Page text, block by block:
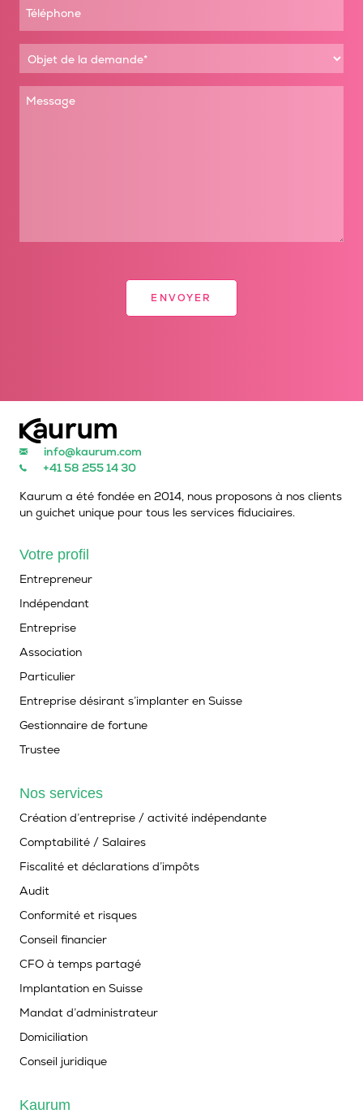
info@kaurum.com
+41 58 255 14 30
Kaurum a été fondée en 2014, nous proposons à nos clients
un guichet unique pour tous les services fiduciaires.
Votre profil
Entrepreneur
Indépendant
Entreprise
Association
Particulier
Entreprise désirant s’implanter en Suisse
Gestionnaire de fortune
Trustee
Nos services
Création d’entreprise / activité indépendante
Comptabilité / Salaires
Fiscalité et déclarations d’impôts
Audit
Conformité et risques
Conseil financier
CFO à temps partagé
Implantation en Suisse
Mandat d’administrateur
Domiciliation
Conseil juridique
Kaurum